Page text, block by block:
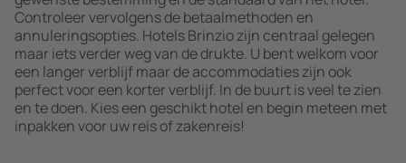
Controleer vervolgens de betaalmethoden en
annuleringsopties. Hotels Brinzio zijn centraal gelegen
maar iets verder weg van de drukte. U bent welkom voor
een langer verblijf maar de accommodaties zijn ook
perfect voor een korter verblijf. In de buurt is veel te zien
en te doen. Kies een geschikt hotel en begin meteen met
inpakken voor uw reis of zakenreis!